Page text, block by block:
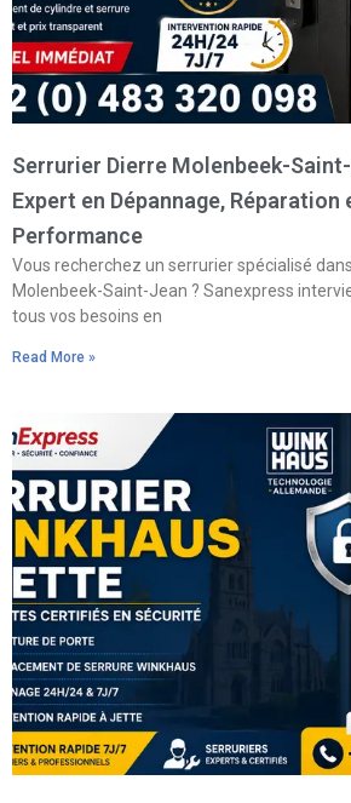
Serrurier Dierre Molenbeek-
Expert en Dépannage,
Performance
Vous recherchez un serrurier spécialisé
Molenbeek-Saint-Jean ? Sanexpress
tous vos besoins en
Read More »